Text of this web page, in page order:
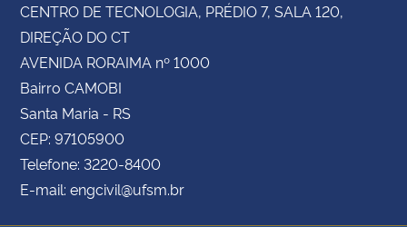
CENTRO DE TECNOLOGIA, PRÉDIO 7, SALA 120,
DIREÇÃO DO CT
AVENIDA RORAIMA nº 1000
Bairro CAMOBI
Santa Maria - RS
CEP: 97105900
Telefone: 3220-8400
E-mail: engcivil@ufsm.br